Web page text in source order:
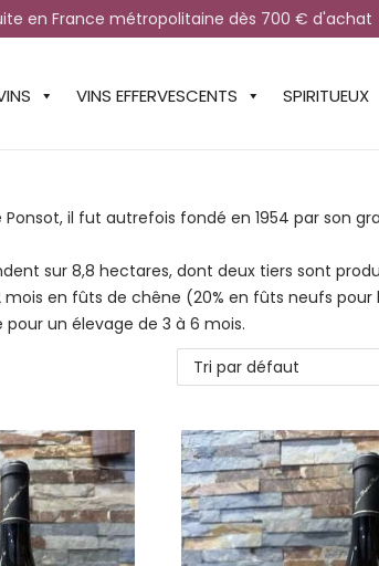
en France métropolitaine dès 700 € d'achat
VINS EFFERVESCENTS SPIRITUEUX
il fut autrefois fondé en 1954 par son
sur 8,8 hectares, dont deux tiers sont
en fûts de chêne (20% en fûts neufs pour
un élevage de 3 à 6 mois.